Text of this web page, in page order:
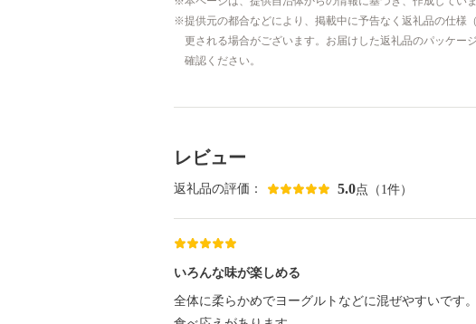
提供元の都合などにより、掲載中に予告なく返礼品の仕様
更される場合がございます。お届けした返礼品のパッケー
確認ください。
レビュー
返礼品の評価： 5.0点（1件）
いろんな味が楽しめる
全体に柔らかめでヨーグルトなどに混ぜやすいです